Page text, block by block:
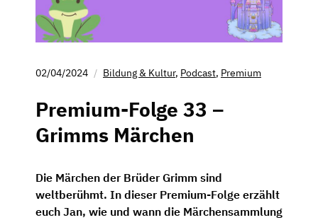
02/04/2024 Bildung & Kultur, Podcast, Premium
Premium-Folge 33 –
Grimms Märchen
Die Märchen der Brüder Grimm sind
weltberühmt. In dieser Premium-Folge erzählt
euch Jan, wie und wann die Märchensammlung